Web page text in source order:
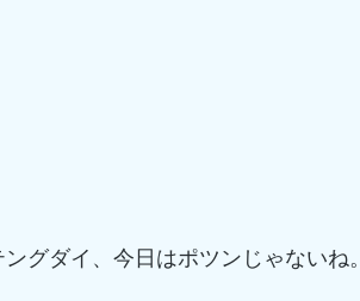
グダイ、今日はポツンじゃないね。